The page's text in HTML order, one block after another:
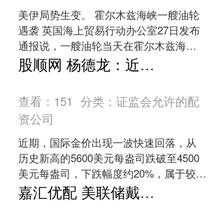
美伊局势生变。 霍尔木兹海峡一艘油轮
遇袭 英国海上贸易行动办公室27日发布
通报说，一艘油轮当天在霍尔木兹海峡
航行时遭“不明投射物”击中，船舶驾驶台
受损，尚无人员....
股顺网 杨德龙：近期金价持续调整缘于美联储货币政策转向担忧 长期上涨逻辑并未改变
查看： 151 分类：证监会允许的配
资公司
近期，国际金价出现一波快速回落，从
历史新高的5600美元每盎司跌破至4500
美元每盎司，下跌幅度约20%，属于较大
幅度的调整。但此次下跌并未改变黄金
长期看涨的走....
嘉汇优配 美联储戴利：未来的经济状况取决于伊朗冲突的持续时间